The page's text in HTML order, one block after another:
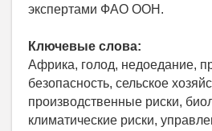
экспертами ФАО ООН.
Ключевые слова:
Африка, голод, недоедание,
безопасность, сельское
производственные риски,
климатические риски,